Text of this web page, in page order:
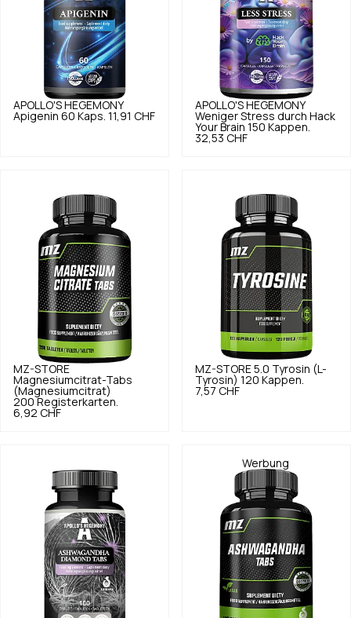
APOLLO'S HEGEMONY
Apigenin 60 Kaps. 11,91 CHF
APOLLO'S HEGEMONY
Weniger Stress durch Hack
Your Brain 150 Kappen.
32,53 CHF
MZ-STORE
Magnesiumcitrat-Tabs
(Magnesiumcitrat)
200 Registerkarten.
6,92 CHF
MZ-STORE 5.0 Tyrosin (L-
Tyrosin) 120 Kappen.
7,57 CHF
Werbung